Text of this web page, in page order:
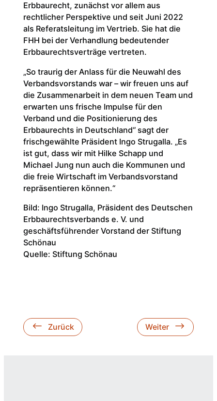
Erbbaurecht, zunächst vor allem aus
rechtlicher Perspektive und seit Juni 2022
als Referatsleitung im Vertrieb. Sie hat die
FHH bei der Verhandlung bedeutender
Erbbaurechtsverträge vertreten.
„So traurig der Anlass für die Neuwahl des
Verbandsvorstands war – wir freuen uns auf
die Zusammenarbeit in dem neuen Team und
erwarten uns frische Impulse für den
Verband und die Positionierung des
Erbbaurechts in Deutschland“ sagt der
frischgewählte Präsident Ingo Strugalla. „Es
ist gut, dass wir mit Hilke Schapp und
Michael Jung nun auch die Kommunen und
die freie Wirtschaft im Verbandsvorstand
repräsentieren können.“
Bild: Ingo Strugalla, Präsident des Deutschen
Erbbaurechtsverbands e. V. und
geschäftsführender Vorstand der Stiftung
Schönau
Quelle: Stiftung Schönau
Zurück Weiter